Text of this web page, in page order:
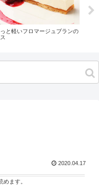
と軽いフロマージュブランの
2020.04.17
めます。